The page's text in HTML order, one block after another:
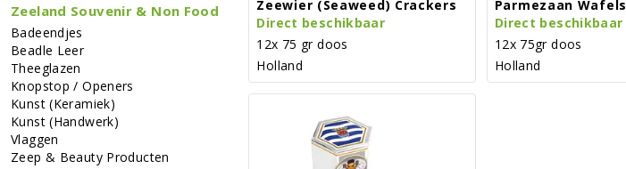
Zeeland Souvenir & Non Food
Badeendjes
Beadle Leer
Theeglazen
Knopstop / Openers
Kunst (keramiek)
Kunst (handwerk)
Vlaggen
Zeep & Beauty Producten
Zeewier (Seaweed) Crackers
Direct beschikbaar
12x 75 gr doos
Holland
Parmezaan Wafels
Direct beschikbaar
12x 75gr doos
Holland